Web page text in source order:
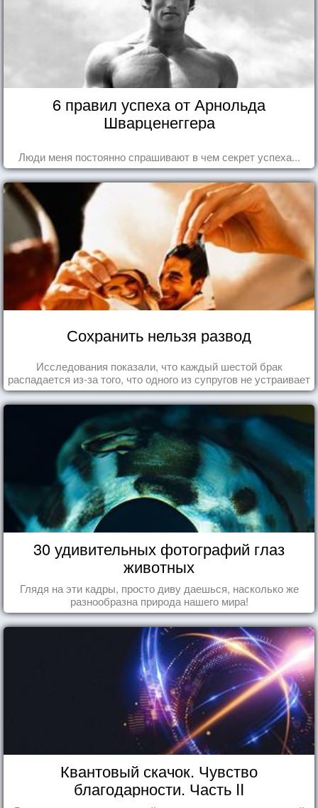
6 правил успеха от Арнольда
Шварценеггера
Люди меня постоянно спрашивают в чем секрет успеха...
Сохранить нельзя развод
Исследования показали, что каждый шестой брак
распадается из-за того, что одного из супругов не устраивает
та роль, которая выпала ему в семье.
30 удивительных фотографий глаз
животных
Глядя на эти кадры, просто диву даешься, насколько же
разнообразна природа нашего мира!
Квантовый скачок. Чувство
благодарности. Часть II